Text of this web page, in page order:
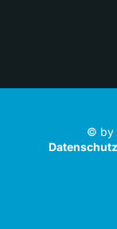
© by
Datenschutz